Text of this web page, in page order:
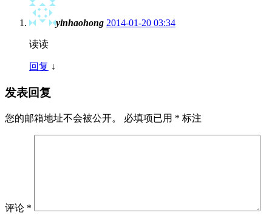
yinhaohong 2014-01-20 03:34
读读
回复 ↓
发表回复
您的邮箱地址不会被公开。 必填项已用 * 标注
评论 *